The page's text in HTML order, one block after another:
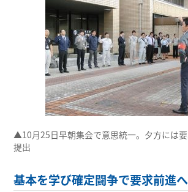
▲10月25日早朝集会で意思統一。夕方には
提出
基本を学び確定闘争で要求前進へ